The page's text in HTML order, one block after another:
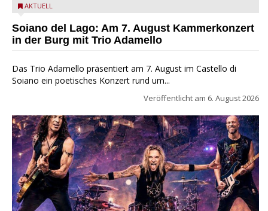
Trio Adamello
AKTUELL
Soiano del Lago: Am 7. August Kammerkonzert
in der Burg mit Trio Adamello
Das Trio Adamello präsentiert am 7. August im Castello di
Soiano ein poetisches Konzert rund um...
Veröffentlicht am 6. August 2026